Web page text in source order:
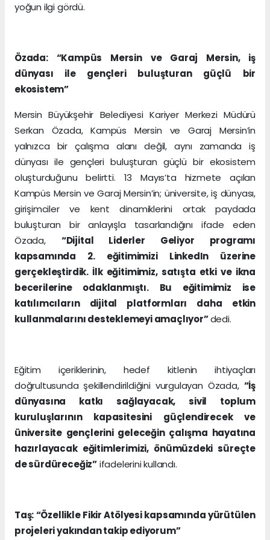
yoğun ilgi gördü.
Özada: “Kampüs Mersin ve Garaj Mersin, iş
dünyası ile gençleri buluşturan güçlü bir
ekosistem”
Mersin Büyükşehir Belediyesi Kariyer Merkezi Müdürü
Serkan Özada, Kampüs Mersin ve Garaj Mersin’in
yalnızca bir çalışma alanı değil, aynı zamanda iş
dünyası ile gençleri buluşturan güçlü bir ekosistem
oluşturduğunu belirtti. 13 Mayıs’ta hizmete açılan
Kampüs Mersin ve Garaj Mersin’in; üniversite, iş dünyası,
girişimciler ve kent dinamiklerini ortak paydada
buluşturan bir anlayışla tasarlandığını ifade eden
Özada, “Dijital Liderler Geliyor programı
kapsamında 2. eğitimimizi LinkedIn üzerine
gerçekleştirdik. İlk eğitimimiz, satışta etki ve ikna
becerilerine odaklanmıştı. Bu eğitimimiz ise
katılımcıların dijital platformları daha etkin
kullanmalarını desteklemeyi amaçlıyor”dedi.
Eğitim içeriklerinin, hedef kitlenin ihtiyaçları
doğrultusunda şekillendirildiğini vurgulayan Özada, “İş
dünyasına katkı sağlayacak, sivil toplum
kuruluşlarının kapasitesini güçlendirecek ve
üniversite gençlerini geleceğin çalışma hayatına
hazırlayacak eğitimlerimizi, önümüzdeki süreçte
de sürdüreceğiz”ifadelerini kullandı.
Taş: “Özellikle Fikir Atölyesi kapsamında yürütülen
projeleri yakından takip ediyorum”